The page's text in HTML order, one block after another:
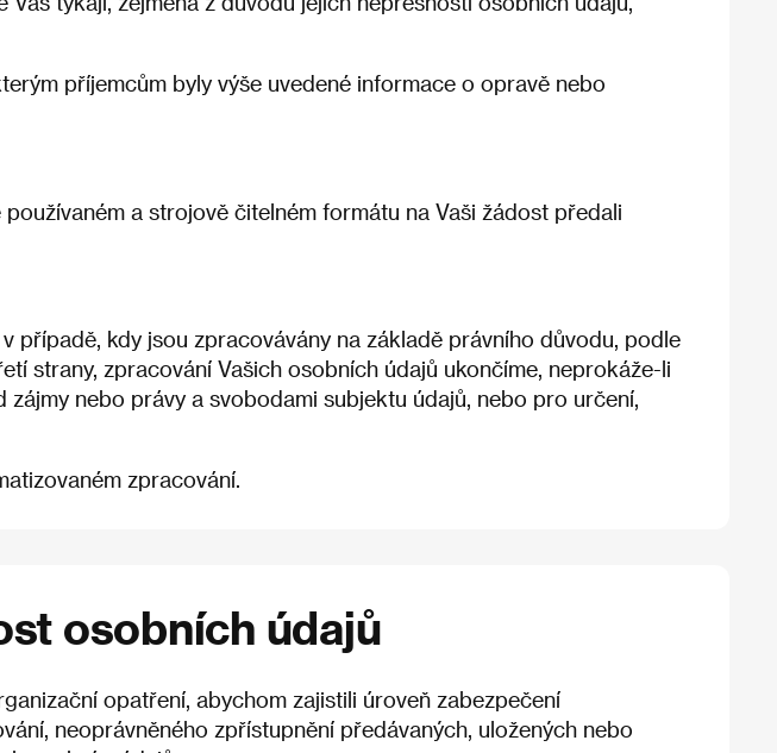
příjemcům byly výše uvedené informace o opravě nebo
a strojově čitelném formátu na Vaši žádost předali
případě, kdy jsou zpracovávány na základě právního důvodu, podle
strany, zpracování Vašich osobních údajů ukončíme, neprokáže-li
nebo právy a svobodami subjektu údajů, nebo pro určení,
zpracování.
osobních údajů
opatření, abychom zajistili úroveň zabezpečení
neoprávněného zpřístupnění předávaných, uložených nebo